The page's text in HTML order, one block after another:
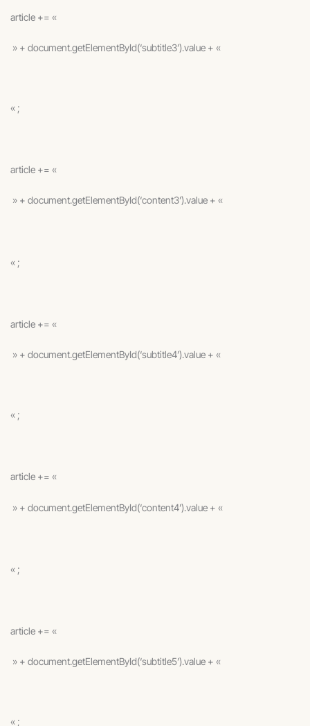
article += «
» + document.getElementById(‘subtitle3’).value + «
« ;
article += «
» + document.getElementById(‘content3’).value + «
« ;
article += «
» + document.getElementById(‘subtitle4’).value + «
« ;
article += «
» + document.getElementById(‘content4’).value + «
« ;
article += «
» + document.getElementById(‘subtitle5’).value + «
« ;